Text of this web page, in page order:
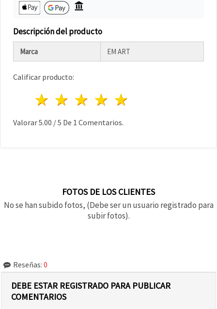
Descripción del producto
Marca EM ART
Calificar producto:
4 estrellas
3 estrellas
2 estrellas
1 estrella
Valorar5.00 /5 De 1 Comentarios.
FOTOS DE LOS CLIENTES
No se han subido fotos, (Debe ser un usuario registrado para
subir fotos).
Reseñas: 0
DEBE ESTAR REGISTRADO PARA PUBLICAR
COMENTARIOS